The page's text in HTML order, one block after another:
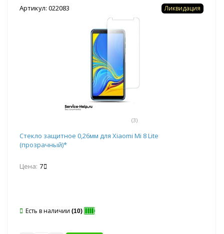
Артикул: 022083
(3)
Ликвидация
Стекло защитное 0,26мм для Xiaomi Mi 8 Lite
(прозрачный)*
Цена: 7
Есть в наличии (10)